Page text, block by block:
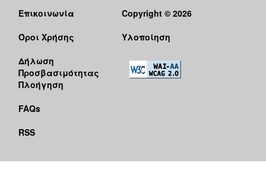
Επικοινωνία
Όροι Χρήσης
Δήλωση
Προσβασιμότητας
Πλοήγηση
FAQs
RSS
Copyright © 2026
Υλοποίηση